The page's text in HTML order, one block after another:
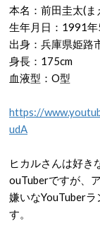
本名：前田圭太(
生年月日： 1991年
出身：兵庫県姫路
身長： 175cm
血液型： O型
https://
udA
ヒカルさんは好き
ouTuberですが、
嫌いなYouTuberラ
す。